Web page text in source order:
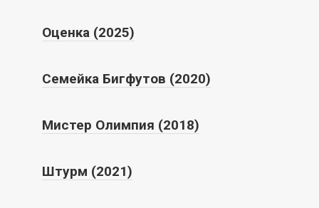
Оценка (2025)
Семейка Бигфутов (2020)
Мистер Олимпия (2018)
Штурм (2021)